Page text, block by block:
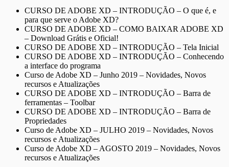
CURSO DE ADOBE XD – INTRODUÇÃO – O que é, e
para que serve o Adobe XD?
CURSO DE ADOBE XD – COMO BAIXAR ADOBE XD
– Download Grátis e Oficial!
CURSO DE ADOBE XD – INTRODUÇÃO – Tela Inicial
CURSO DE ADOBE XD – INTRODUÇÃO – Conhecendo
a interface do programa
Curso de Adobe XD – Junho 2019 – Novidades, Novos
recursos e Atualizações
CURSO DE ADOBE XD – INTRODUÇÃO – Barra de
ferramentas – Toolbar
CURSO DE ADOBE XD – INTRODUÇÃO – Barra de
Propriedades
Curso de Adobe XD – JULHO 2019 – Novidades, Novos
recursos e Atualizações
Curso de Adobe XD – AGOSTO 2019 – Novidades, Novos
recursos e Atualizações